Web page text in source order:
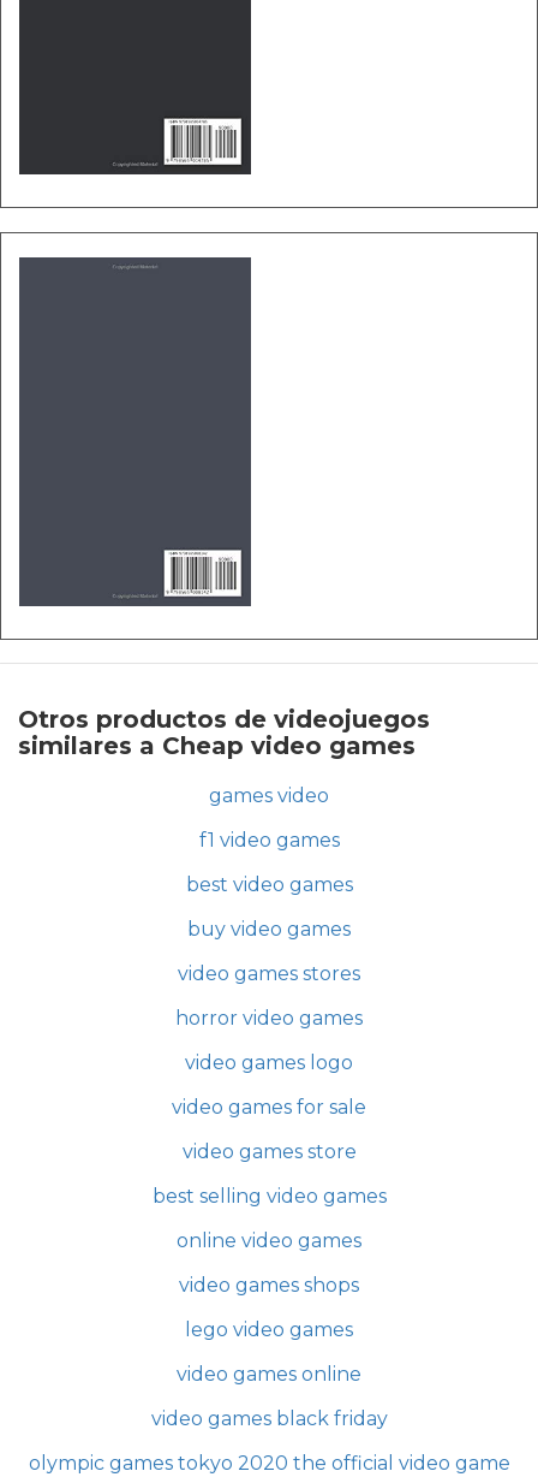
Otros productos de videojuegos
similares a Cheap video games
games video
f1 video games
best video games
buy video games
video games stores
horror video games
video games logo
video games for sale
video games store
best selling video games
online video games
video games shops
lego video games
video games online
video games black friday
olympic games tokyo 2020 the official video game